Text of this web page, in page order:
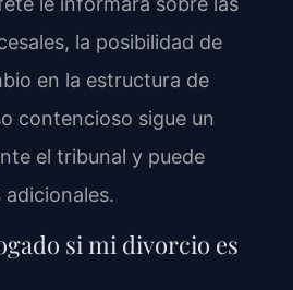
la posibilidad de
en la estructura de
contencioso sigue un
el tribunal y puede
si mi divorcio es